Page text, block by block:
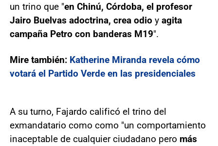
un trino que "en Chinú, Córdoba, el profesor
Jairo Buelvas adoctrina, crea odio y agita
campaña Petro con banderas M19".
Mire también: Katherine Miranda revela cómo
votará el Partido Verde en las presidenciales
A su turno, Fajardo calificó el trino del
exmandatario como como "un comportamiento
inaceptable de cualquier ciudadano pero más